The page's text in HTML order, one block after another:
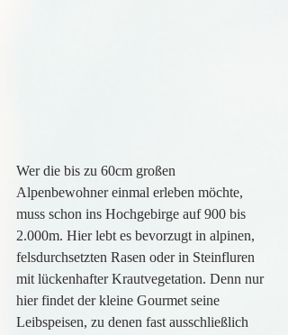
Wer die bis zu 60cm großen
Alpenbewohner einmal erleben möchte,
muss schon ins Hochgebirge auf 900 bis
2.000m. Hier lebt es bevorzugt in alpinen,
felsdurchsetzten Rasen oder in Steinfluren
mit lückenhafter Krautvegetation. Denn nur
hier findet der kleine Gourmet seine
Leibspeisen, zu denen fast ausschließlich